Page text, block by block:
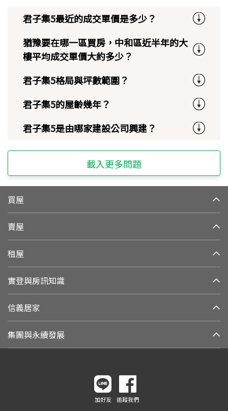
君子集5最近的成交單價是多少？
猶豫要在哪一區買房，中和區近半年的大
樓平均成交單價大約多少？
君子集5格局與坪數範圍？
君子集5的屋齡幾年？
君子集5是由哪家建設公司興建？
載入更多問題
買屋
賣屋
租屋
實登與房訊知識
信義居家
集團與永續發展
加好友 追蹤我們